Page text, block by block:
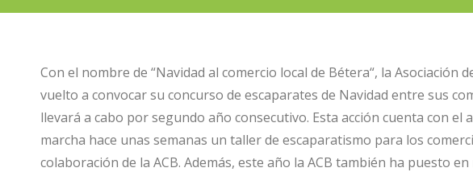
Con el nombre de “Navidad al comercio local de Bétera“, la Asociación
vuelto a convocar su concurso de escaparates de Navidad entre sus
llevará a cabo por segundo año consecutivo. Esta acción cuenta con el
marcha hace unas semanas un taller de escaparatismo para los
colaboración de la ACB. Además, este año la ACB también ha puesto